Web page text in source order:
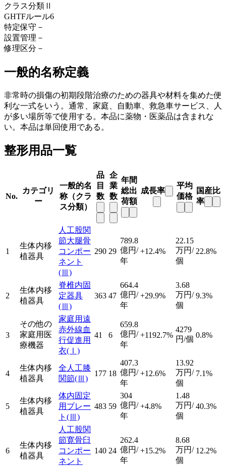
クラス分類 Ⅱ
GHTFルール6
特定保守 －
設置管理 －
修理区分 －
一般的名称定義
非常時の損傷の初期段階治療のための器具や材料を集めた便
利な一式をいう。通常、家庭、自動車、救急車サービス、人
が多い場所等で使用する。本品に薬物・医薬品は含まれな
い。本品は単回使用である。
整形用品一覧
No.
カテゴリ
ー
一般的名
称（クラ
ス分類）
品
目
数
企
業
数
年間
総出
荷額
成長率
平均
価格
国産比
率
1
生体内移
植器具
人工股関
節大腿骨
コンポー
ネント
(Ⅲ)
290 29
789.8
億円/
年
+12.4%
22.15
万円/
個
22.8%
2
生体内移
植器具
脊椎内固
定器具
(Ⅲ)
363 47
664.4
億円/
年
+29.9%
3.68
万円/
個
9.3%
3
その他の
家庭用医
療機器
家庭用遠
赤外線血
行促進用
衣(Ⅰ)
41 6
659.8
億円/
年
+1192.7%
4279
円/個 0.8%
4
生体内移
植器具
全人工膝
関節(Ⅲ)
177 18
407.3
億円/
年
+12.6%
13.92
万円/
個
7.1%
5
生体内移
植器具
体内固定
用プレー
ト (Ⅲ)
483 59
304
億円/
年
+4.8%
1.48
万円/
個
40.3%
6
生体内移
植器具
人工股関
節寛骨臼
コンポー
ネント
140 24
262.4
億円/
年
+15.2%
8.68
万円/
個
12.2%